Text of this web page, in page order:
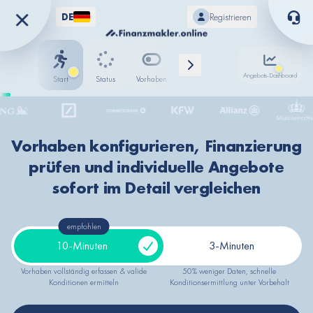
DE Registrieren
Start Status Vorhaben Fortschritt Standort
Angebots-Dashboard
ING
Deutsche Bank
Münchener Hypothekenbank
Deutsche Kreditbank (DKB)
Signal Iduna
Vorhaben konfigurieren, Finanzierung
prüfen und individuelle Angebote
sofort im Detail vergleichen
empfohlen
10-Minuten 3-Minuten
Vorhaben vollständig erfassen & valide
Konditionen ermitteln
50% weniger Daten, schnelle
Konditionsermittlung unter Vorbehalt